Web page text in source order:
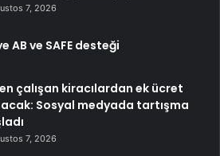
7, 2026
AB ve SAFE desteği
çalışan kiracılardan ek ücret
Sosyal medyada tartışma
7, 2026